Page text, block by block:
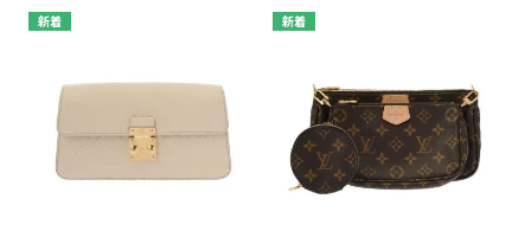
新着 新着